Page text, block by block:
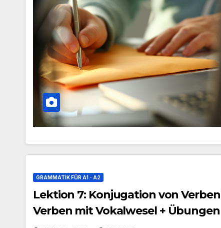
GRAMMATIK FÜR A1 - A2
Lektion 7: Konjugation von
Verben mit Vokalwesel + Übungen